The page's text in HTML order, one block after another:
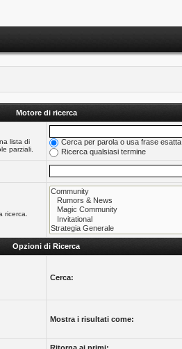
Motore di ricerca
lista di
parziali.
Cerca per parola o usa frase esatta
Ricerca qualsiasi termine
ricerca.
Opzioni di Ricerca
Cerca:
Mostra i risultati come: